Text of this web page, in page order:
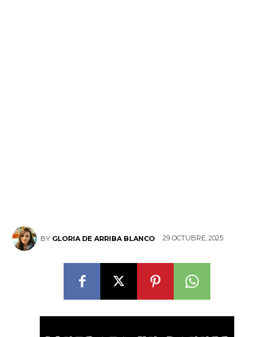
BY GLORIA DE ARRIBA BLANCO 29 OCTUBRE, 2025